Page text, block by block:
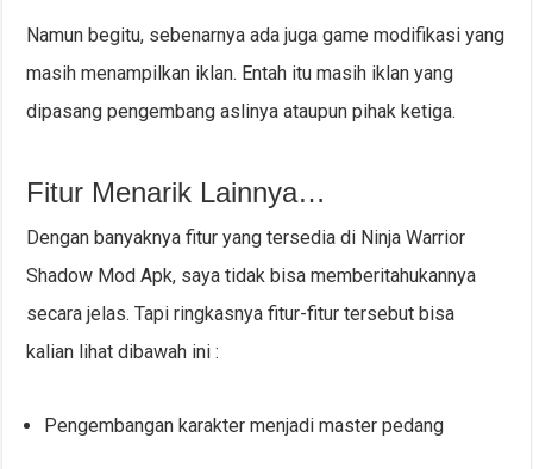
Namun begitu, sebenarnya ada juga game modifikasi yang
masih menampilkan iklan. Entah itu masih iklan yang
dipasang pengembang aslinya ataupun pihak ketiga.
Fitur Menarik Lainnya…
Dengan banyaknya fitur yang tersedia di Ninja Warrior
Shadow Mod Apk, saya tidak bisa memberitahukannya
secara jelas. Tapi ringkasnya fitur-fitur tersebut bisa
kalian lihat dibawah ini :
Pengembangan karakter menjadi master pedang